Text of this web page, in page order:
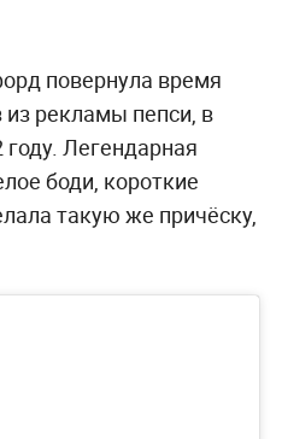
повернула время
из рекламы пепси, в
году. Легендарная
боди, короткие
такую же причёску,